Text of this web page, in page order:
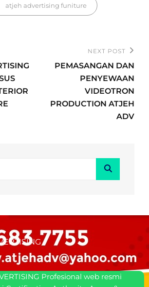
atjeh advertising funiture
Post
NEXT POST
PEMASANGAN DAN
PENYEWAAN
VIDEOTRON
PRODUCTION ATJEH
ADV
Profesional web resmi